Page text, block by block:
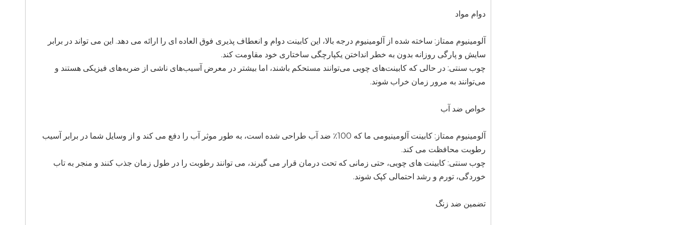
دوام مواد
آلومینیوم ممتاز: ساخته شده از آلومینیوم درجه بالا، این کابینت دوام و انعطاف پذیری فوق العاده ای را ارائه می دهد. این می تواند در برابر
سایش و پارگی روزانه بدون به خطر انداختن یکپارچگی ساختاری خود مقاومت کند.
چوب سنتی: در حالی که کابینت‌های چوبی می‌توانند مستحکم باشند، اما بیشتر در معرض آسیب‌های ناشی از ضربه‌های فیزیکی هستند و
می‌توانند به مرور زمان خراب شوند.
خواص ضد آب
آلومینیوم ممتاز: کابینت آلومینیومی ما که 100٪ ضد آب طراحی شده است، به طور موثر آب را دفع می کند و از وسایل شما در برابر آسیب
رطوبت محافظت می کند.
چوب سنتی: کابینت های چوبی، حتی زمانی که تحت درمان قرار می گیرند، می توانند رطوبت را در طول زمان جذب کنند و منجر به تاب
خوردگی، تورم و رشد احتمالی کپک شوند.
تضمین ضد زنگ